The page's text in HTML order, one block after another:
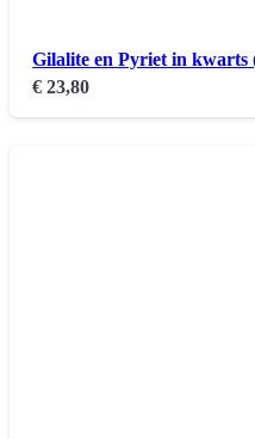
Gilalite en Pyriet in kwarts
€ 23,80